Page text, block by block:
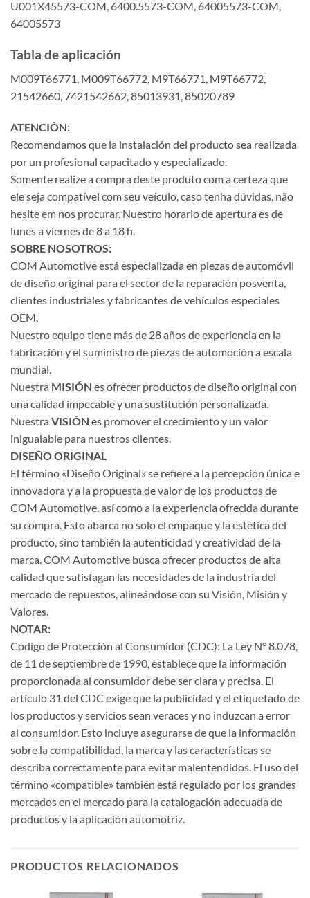
U001X45573-COM, 6400.5573-COM, 64005573-COM,
64005573
Tabla de aplicación
M009T66771, M009T66772, M9T66771, M9T66772,
21542660, 7421542662, 85013931, 85020789
ATENCIÓN:
Recomendamos que la instalación del producto sea realizada
por un profesional capacitado y especializado.
Somente realize a compra deste produto com a certeza que
ele seja compatível com seu veículo, caso tenha dúvidas, não
hesite em nos procurar. Nuestro horario de apertura es de
lunes a viernes de 8 a 18 h.
SOBRE NOSOTROS:
COM Automotive está especializada en piezas de automóvil
de diseño original para el sector de la reparación posventa,
clientes industriales y fabricantes de vehículos especiales
OEM.
Nuestro equipo tiene más de 28 años de experiencia en la
fabricación y el suministro de piezas de automoción a escala
mundial.
Nuestra MISIÓN es ofrecer productos de diseño original con
una calidad impecable y una sustitución personalizada.
Nuestra VISIÓN es promover el crecimiento y un valor
inigualable para nuestros clientes.
DISEÑO ORIGINAL
El término «Diseño Original» se refiere a la percepción única e
innovadora y a la propuesta de valor de los productos de
COM Automotive, así como a la experiencia ofrecida durante
su compra. Esto abarca no solo el empaque y la estética del
producto, sino también la autenticidad y creatividad de la
marca. COM Automotive busca ofrecer productos de alta
calidad que satisfagan las necesidades de la industria del
mercado de repuestos, alineándose con su Visión, Misión y
Valores.
NOTAR:
Código de Protección al Consumidor (CDC): La Ley N° 8.078,
de 11 de septiembre de 1990, establece que la información
proporcionada al consumidor debe ser clara y precisa. El
artículo 31 del CDC exige que la publicidad y el etiquetado de
los productos y servicios sean veraces y no induzcan a error
al consumidor. Esto incluye asegurarse de que la información
sobre la compatibilidad, la marca y las características se
describa correctamente para evitar malentendidos. El uso del
término «compatible» también está regulado por los grandes
mercados en el mercado para la catalogación adecuada de
productos y la aplicación automotriz.
PRODUCTOS RELACIONADOS